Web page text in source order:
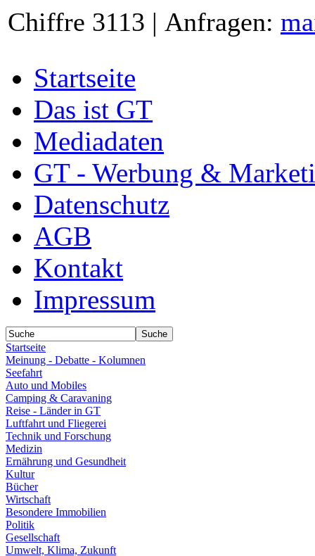
Chiffre 3113 | Anfragen:
Startseite
Das ist GT
Mediadaten
GT - Werbung &
Datenschutz
AGB
Kontakt
Impressum
Startseite
Meinung - Debatte - Kolumnen
Seefahrt
Auto und Mobiles
Camping & Caravaning
Reise - Länder in GT
Luftfahrt und Fliegerei
Technik und Forschung
Medizin
Ernährung und Gesundheit
Kultur
Bücher
Wirtschaft
Besondere Immobilien
Politik
Gesellschaft
Umwelt, Klima, Zukunft